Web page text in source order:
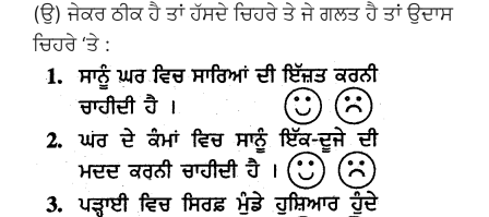
(ਉ) ਜੇਕਰ ਠੀਕ ਹੈ ਤਾਂ ਹੱਸਦੇ ਚਿਹਰੇ ਤੇ ਜੇ ਗਲਤ ਹੈ ਤਾਂ ਉਦਾਸ
ਚਿਹਰੇ ‘ਤੇ :